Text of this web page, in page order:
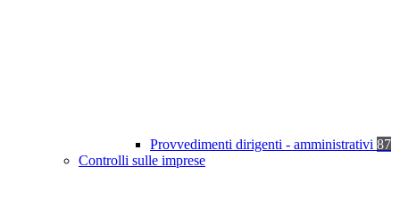
Provvedimenti dirigenti - amministrativi 87
Controlli sulle imprese